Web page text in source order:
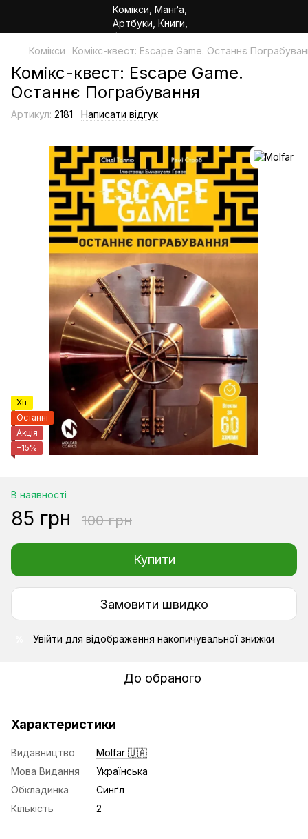
Комікси Комікс-квест: Escape Game. Останнє
Комікс-квест: Escape Game.
Останнє Пограбування
Артикул: 2181 Написати відгук
Хіт
Останні
Акція
−15%
В наявності
85 грн 100 грн
Купити
Замовити швидко
Увійти для відображення накопичувальної знижки
До обраного
Характеристики
Видавництво
Molfar 🇺🇦
Мова Видання
Українська
Обкладинка
Синґл
Кількість
2